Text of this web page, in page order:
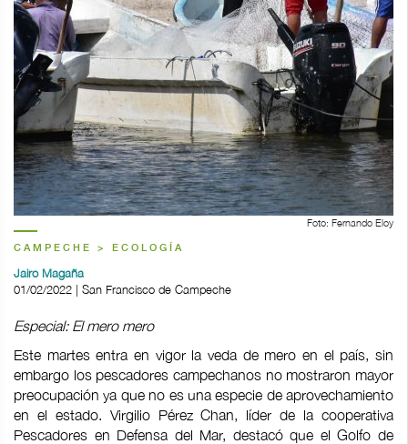
Foto: Fernando Eloy
CAMPECHE > ECOLOGÍA
Jairo Magaña
01/02/2022 | San Francisco de Campeche
Especial: El mero mero
Este martes entra en vigor la veda de mero en el país, sin
embargo los pescadores campechanos no mostraron mayor
preocupación ya que no es una especie de aprovechamiento
en el estado. Virgilio Pérez Chan, líder de la cooperativa
Pescadores en Defensa del Mar, destacó que el Golfo de